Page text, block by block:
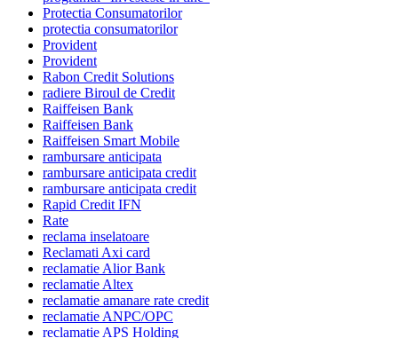
Protectia Consumatorilor
protectia consumatorilor
Provident
Provident
Rabon Credit Solutions
radiere Biroul de Credit
Raiffeisen Bank
Raiffeisen Bank
Raiffeisen Smart Mobile
rambursare anticipata
rambursare anticipata credit
rambursare anticipata credit
Rapid Credit IFN
Rate
reclama inselatoare
Reclamati Axi card
reclamatie Alior Bank
reclamatie Altex
reclamatie amanare rate credit
reclamatie ANPC/OPC
reclamatie APS Holding